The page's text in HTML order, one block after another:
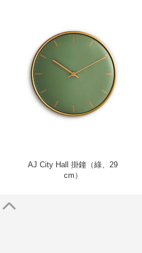
AJ City Hall 掛鐘（綠、29
cm）